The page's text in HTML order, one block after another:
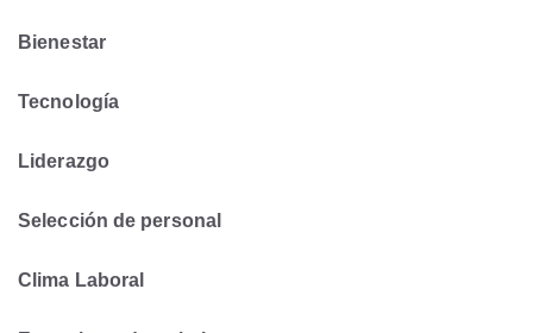
Bienestar
Tecnología
Liderazgo
Selección de personal
Clima Laboral